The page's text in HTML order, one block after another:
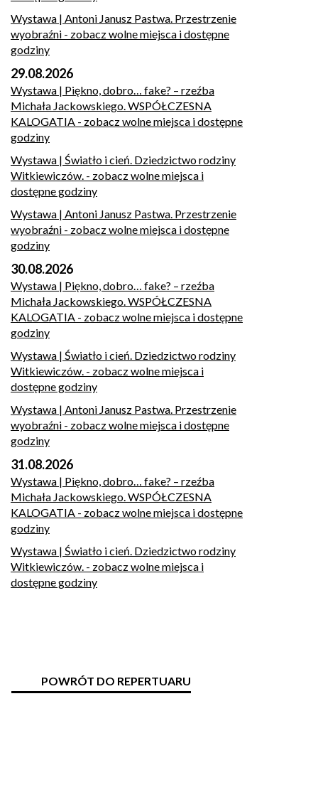
Wystawa | Antoni Janusz Pastwa. Przestrzenie
wyobraźni - zobacz wolne miejsca i dostępne
godziny
29.08.2026
Wystawa | Piękno, dobro… fake? – rzeźba
Michała Jackowskiego. WSPÓŁCZESNA
KALOGATIA - zobacz wolne miejsca i dostępne
godziny
Wystawa | Światło i cień. Dziedzictwo rodziny
Witkiewiczów. - zobacz wolne miejsca i
dostępne godziny
Wystawa | Antoni Janusz Pastwa. Przestrzenie
wyobraźni - zobacz wolne miejsca i dostępne
godziny
30.08.2026
Wystawa | Piękno, dobro… fake? – rzeźba
Michała Jackowskiego. WSPÓŁCZESNA
KALOGATIA - zobacz wolne miejsca i dostępne
godziny
Wystawa | Światło i cień. Dziedzictwo rodziny
Witkiewiczów. - zobacz wolne miejsca i
dostępne godziny
Wystawa | Antoni Janusz Pastwa. Przestrzenie
wyobraźni - zobacz wolne miejsca i dostępne
godziny
31.08.2026
Wystawa | Piękno, dobro… fake? – rzeźba
Michała Jackowskiego. WSPÓŁCZESNA
KALOGATIA - zobacz wolne miejsca i dostępne
godziny
Wystawa | Światło i cień. Dziedzictwo rodziny
Witkiewiczów. - zobacz wolne miejsca i
dostępne godziny
POWRÓT DO REPERTUARU